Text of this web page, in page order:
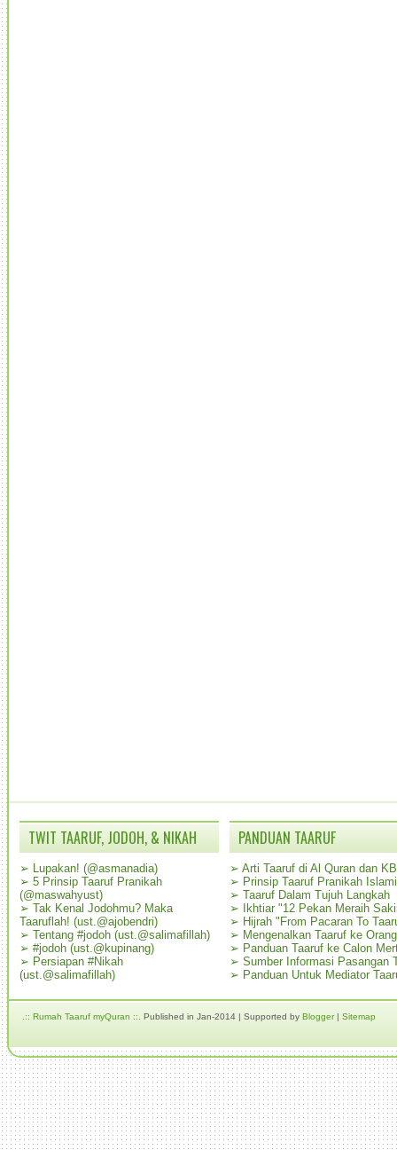
TWIT TAARUF, JODOH, & NIKAH
➢ Lupakan! (@asmanadia)
➢ 5 Prinsip Taaruf Pranikah
(@maswahyust)
➢ Tak Kenal Jodohmu? Maka
Taaruflah! (ust.@ajobendri)
➢ Tentang #jodoh (ust.@salimafillah)
➢ #jodoh (ust.@kupinang)
➢ Persiapan #Nikah
(ust.@salimafillah)
PANDUAN TAARUF
➢ Arti Taaruf di Al Quran dan
➢ Prinsip Taaruf Pranikah Islami
➢ Taaruf Dalam Tujuh Langkah
➢
Ikhtiar "12 Pekan Meraih
➢ Hijrah "From Pacaran To
➢ Mengenalkan Taaruf ke
➢ Panduan Taaruf ke Calon
➢ Sumber Informasi Pasangan
➢ Panduan Untuk Mediator
.:: Rumah Taaruf myQuran ::. Published in Jan-2014 | Supported by Blogger| Sitemap